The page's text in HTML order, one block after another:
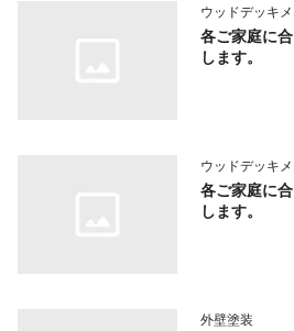
ウッドデッキ
各ご家庭に
します。
ウッドデッキ
各ご家庭に
します。
外壁塗装